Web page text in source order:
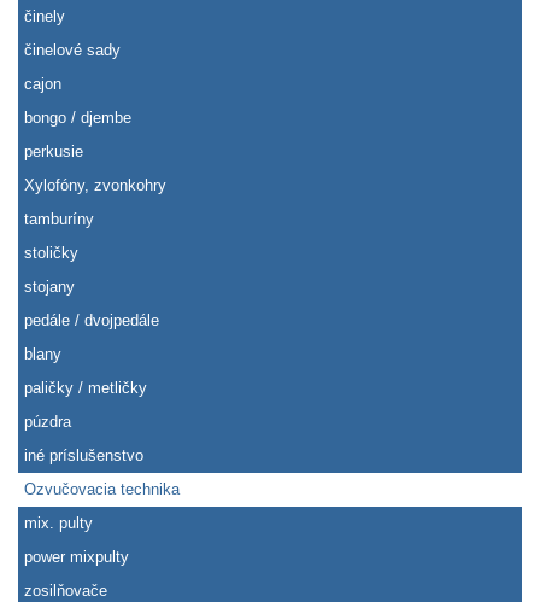
činely
činelové sady
cajon
bongo / djembe
perkusie
Xylofóny, zvonkohry
tamburíny
stoličky
stojany
pedále / dvojpedále
blany
paličky / metličky
púzdra
iné príslušenstvo
Ozvučovacia technika
mix. pulty
power mixpulty
zosilňovače